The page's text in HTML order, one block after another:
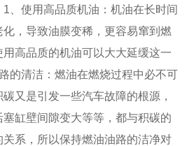
、使用高品质机油：机油在长时间
，导致油膜变稀，更容易窜到燃
高品质的机油可以大大延缓这一
的清洁：燃油在燃烧过程中必不可
又是引发一些汽车故障的根源，
缸壁间隙变大等等，都与积碳的
系，所以保持燃油油路的洁净对